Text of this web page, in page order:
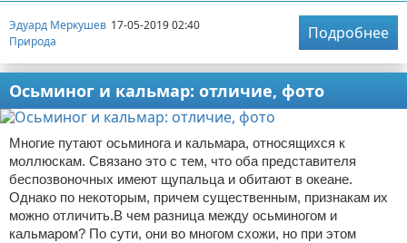
Эдуард Меркушев 17-05-2019 02:40
Природа
Подробнее
Осьминог и кальмар: отличие, фото
Многие путают осьминога и кальмара, относящихся к
моллюскам. Связано это с тем, что оба представителя
беспозвоночных имеют щупальца и обитают в океане.
Однако по некоторым, причем существенным, признакам их
можно отличить.В чем разница между осьминогом и
кальмаром? По сути, они во многом схожи, но при этом